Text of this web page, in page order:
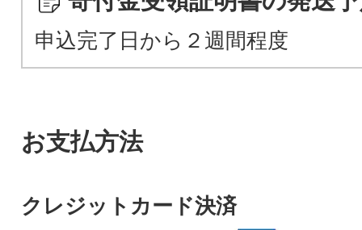
申込完了日から２週間程度
お支払方法
クレジットカード決済